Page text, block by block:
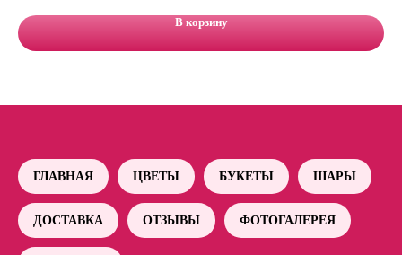
В корзину
ГЛАВНАЯ ЦВЕТЫ БУКЕТЫ ШАРЫ
ДОСТАВКА ОТЗЫВЫ ФОТОГАЛЕРЕЯ